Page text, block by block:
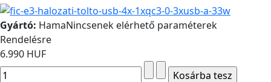
Gyártó: HamaNincsenek elérhető paraméterek
Rendelésre
6.990 HUF